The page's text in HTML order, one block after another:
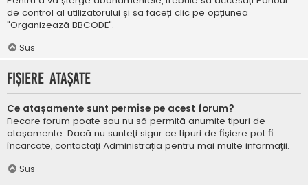
de control al utilizatorului și să faceți clic pe opțiunea
"Organizează BBCODE".
Sus
Fișiere atașate
Ce atașamente sunt permise pe acest forum?
Fiecare forum poate sau nu să permită anumite tipuri de
atașamente. Dacă nu sunteți sigur ce tipuri de fișiere pot fi
încărcate, contactați Administrația pentru mai multe informații.
Sus